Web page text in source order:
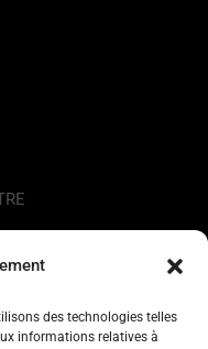
des technologies telles
informations relatives à